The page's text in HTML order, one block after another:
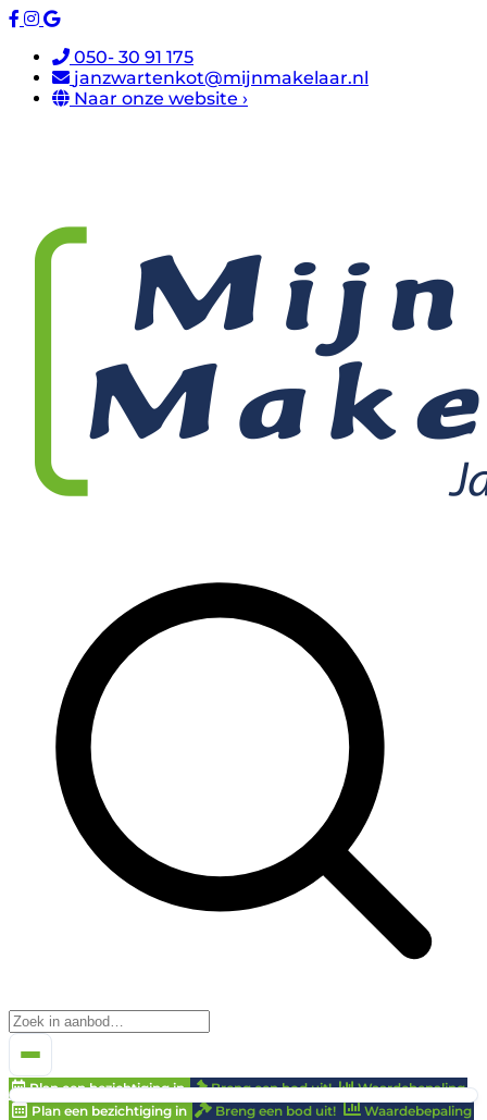
050- 30 91 175
janzwartenkot@mijnmakelaar.nl
Naar onze website ›
Plan een bezichtiging in Breng een bod uit!
Waardebepaling
Plan een bezichtiging in
Breng een bod uit! Waardebepaling